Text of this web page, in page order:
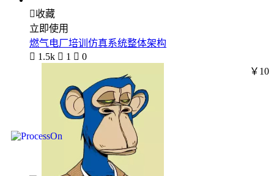
收藏
立即使用
燃气电厂培训仿真系统整体架构
 1.5k  1  0
￥10